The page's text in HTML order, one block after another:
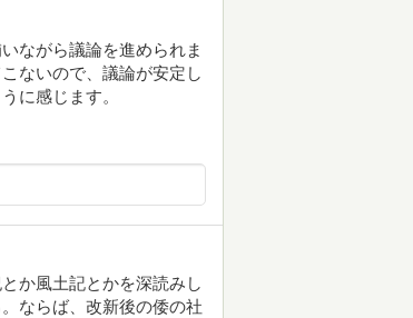
ながら議論を進められま
ないので、議論が安定し
に感じます。
か風土記とかを深読みし
ならば、改新後の倭の社